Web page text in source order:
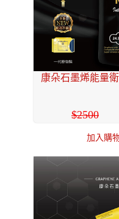
康朵石墨烯能量
2500
加入購